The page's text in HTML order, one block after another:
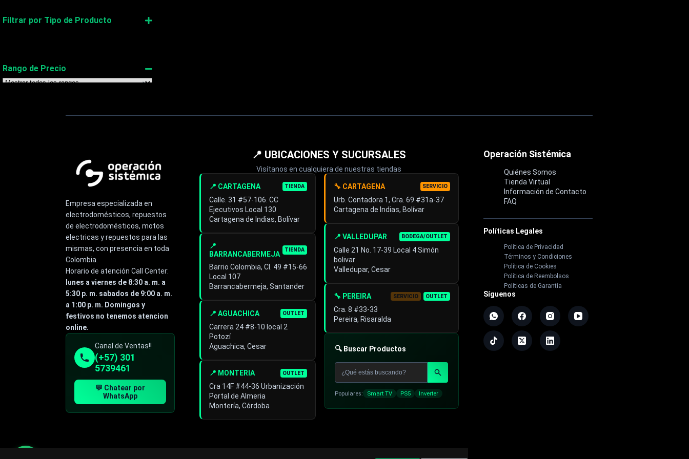
Filtrar por Tipo de Producto
Rango de Precio
Empresa especializada en
electrodomésticos, repuestos
de electrodomésticos, motos
electricas y repuestos para las
mismas, con presencia en toda
Colombia.
Horario de atención Call Center:
lunes a viernes de 8:30 a. m. a
5:30 p. m. sabados de 9:00 a. m.
a 1:00 p. m. Domingos y
festivos no tenemos atencion
online.
Canal de Ventas!!
(+57) 301
5739461
💬 Chatear por
WhatsApp
📍 UBICACIONES Y SUCURSALES
Visítanos en cualquiera de nuestras tiendas
📍 CARTAGENA TIENDA
Calle. 31 #57-106. CC
Ejecutivos Local 130
Cartagena de Indias, Bolívar
📍
BARRANCABERMEJA
TIENDA
Barrio Colombia, Cl. 49 #15-66
Local 107
Barrancabermeja, Santander
📍 AGUACHICA OUTLET
Carrera 24 #8-10 local 2
Potozí
Aguachica, Cesar
📍 MONTERIA OUTLET
Cra 14F #44-36 Urbanización
Portal de Almeria
Montería, Córdoba
🔧 CARTAGENA SERVICIO
Urb. Contadora 1, Cra. 69 #31a-37
Cartagena de Indias, Bolívar
📍 VALLEDUPAR BODEGA/OUTLET
Calle 21 No. 17-39 Local 4 Simón
bolivar
Valledupar, Cesar
🔧 PEREIRA SERVICIO OUTLET
Cra. 8 #33-33
Pereira, Risaralda
🔍 Buscar Productos
Populares: Smart TV PS5 Inverter
Operación Sistémica
Quiénes Somos
Tienda Virtual
Información de Contacto
FAQ
Políticas Legales
Política de Privacidad
Términos y Condiciones
Política de Cookies
Política de Reembolsos
Políticas de Garantía
Síguenos
Especialista de operación
sistémica